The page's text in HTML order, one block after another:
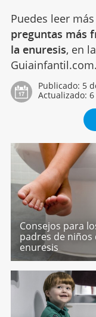
Puedes leer
preguntas más
la enuresis, en
Guiainfantil.com.
Publicado: 5
Actualizado:
Consejos para
padres de niños
enuresis